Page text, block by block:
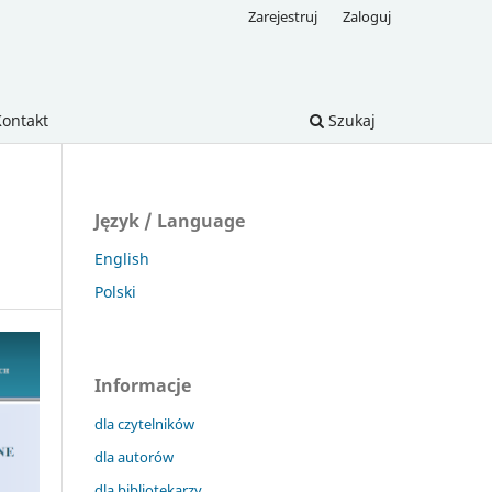
Szukaj
Zarejestruj Zaloguj
Język / Language
English
Polski
Informacje
dla czytelników
dla autorów